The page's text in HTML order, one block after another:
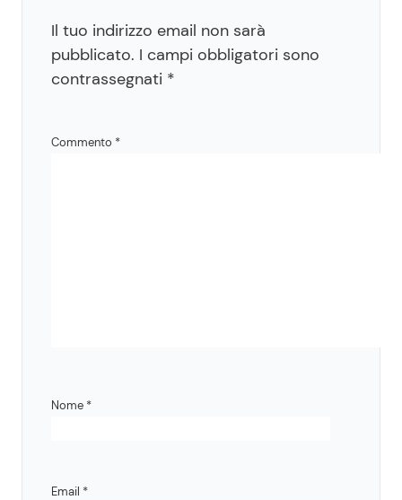
Il tuo indirizzo email non sarà
pubblicato. I campi obbligatori sono
contrassegnati *
Commento *
Nome *
Email *